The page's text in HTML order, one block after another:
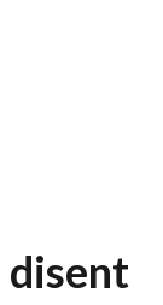
disent